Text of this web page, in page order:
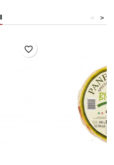
>
<
favorite_border